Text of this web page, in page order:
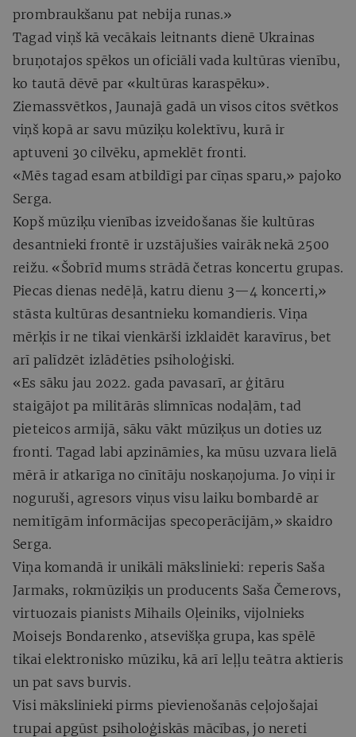
prombraukšanu pat nebija runas.»
Tagad viņš kā vecākais leitnants dienē Ukrainas
bruņotajos spēkos un oficiāli vada kultūras vienību,
ko tautā dēvē par «kultūras karaspēku».
Ziemassvētkos, Jaunajā gadā un visos citos svētkos
viņš kopā ar savu mūziķu kolektīvu, kurā ir
aptuveni 30 cilvēku, apmeklēt fronti.
«Mēs tagad esam atbildīgi par cīņas sparu,» pajoko
Serga.
Kopš mūziķu vienības izveidošanas šie kultūras
desantnieki frontē ir uzstājušies vairāk nekā 2500
reižu. «Šobrīd mums strādā četras koncertu grupas.
Piecas dienas nedēļā, katru dienu 3—4 koncerti,»
stāsta kultūras desantnieku komandieris. Viņa
mērķis ir ne tikai vienkārši izklaidēt karavīrus, bet
arī palīdzēt izlādēties psiholoģiski.
«Es sāku jau 2022. gada pavasarī, ar ģitāru
staigājot pa militārās slimnīcas nodaļām, tad
pieteicos armijā, sāku vākt mūziķus un doties uz
fronti. Tagad labi apzināmies, ka mūsu uzvara lielā
mērā ir atkarīga no cīnītāju noskaņojuma. Jo viņi ir
noguruši, agresors viņus visu laiku bombardē ar
nemitīgām informācijas specoperācijām,» skaidro
Serga.
Viņa komandā ir unikāli mākslinieki: reperis Saša
Jarmaks, rokmūziķis un producents Saša Čemerovs,
virtuozais pianists Mihails Oļeiniks, vijolnieks
Moisejs Bondarenko, atsevišķa grupa, kas spēlē
tikai elektronisko mūziku, kā arī leļļu teātra aktieris
un pat savs burvis.
Visi mākslinieki pirms pievienošanās ceļojošajai
trupai apgūst psiholoģiskās mācības, jo nereti